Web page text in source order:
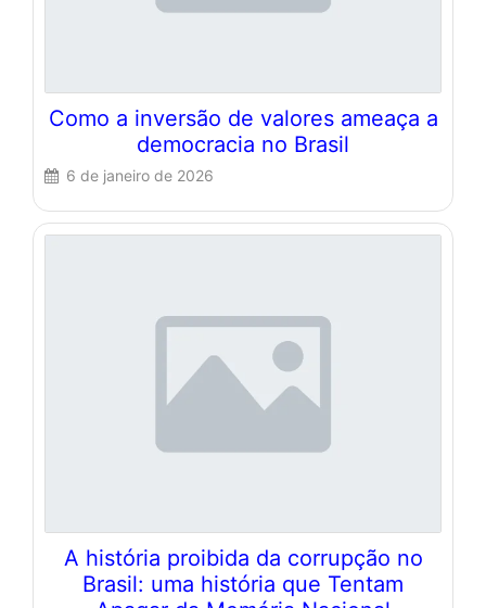
Como a inversão de valores ameaça a
democracia no Brasil
6 de janeiro de 2026
A história proibida da corrupção no
Brasil: uma história que Tentam